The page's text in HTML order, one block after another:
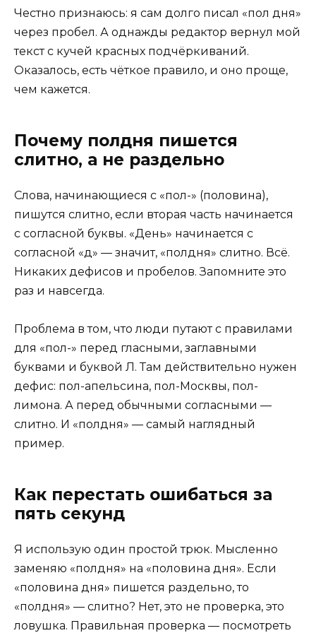
Честно признаюсь: я сам долго писал «пол дня»
через пробел. А однажды редактор вернул мой
текст с кучей красных подчёркиваний.
Оказалось, есть чёткое правило, и оно проще,
чем кажется.
Почему полдня пишется
слитно, а не раздельно
Слова, начинающиеся с «пол-» (половина),
пишутся слитно, если вторая часть начинается
с согласной буквы. «День» начинается с
согласной «д» — значит, «полдня» слитно. Всё.
Никаких дефисов и пробелов. Запомните это
раз и навсегда.
Проблема в том, что люди путают с правилами
для «пол-» перед гласными, заглавными
буквами и буквой Л. Там действительно нужен
дефис: пол-апельсина, пол-Москвы, пол-
лимона. А перед обычными согласными —
слитно. И «полдня» — самый наглядный
пример.
Как перестать ошибаться за
пять секунд
Я использую один простой трюк. Мысленно
заменяю «полдня» на «половина дня». Если
«половина дня» пишется раздельно, то
«полдня» — слитно? Нет, это не проверка, это
ловушка. Правильная проверка — посмотреть